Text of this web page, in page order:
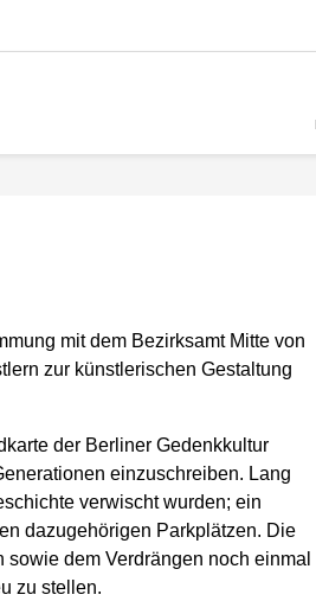
mit dem Bezirksamt Mitte von
zur künstlerischen Gestaltung
der Berliner Gedenkkultur
einzuschreiben. Lang
verwischt wurden; ein
dazugehörigen Parkplätzen. Die
dem Verdrängen noch einmal
zu stellen.